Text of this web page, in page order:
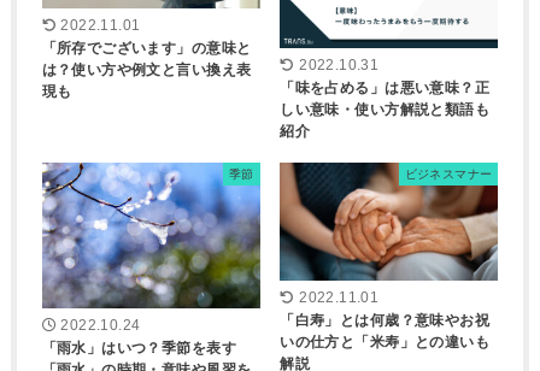
2022.11.01
「所存でございます」の意味と
は？使い方や例文と言い換え表
現も
2022.10.31
「味を占める」は悪い意味？正
しい意味・使い方解説と類語も
紹介
季節
2022.10.24
「雨水」はいつ？季節を表す
ビジネスマナー
2022.11.01
「白寿」とは何歳？意味やお祝
いの仕方と「米寿」との違いも
解説